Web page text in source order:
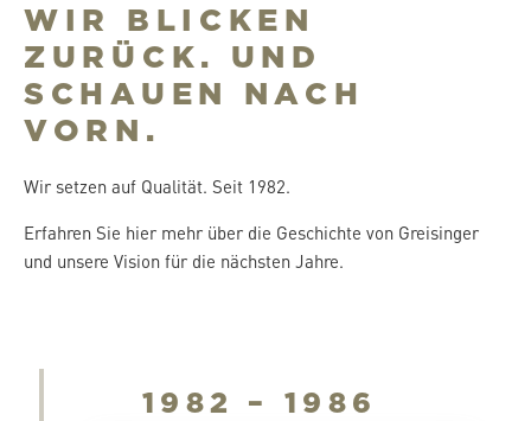
WIR BLICKEN
ZURÜCK. UND
SCHAUEN NACH
VORN.
Wir setzen auf Qualität. Seit 1982.
Erfahren Sie hier mehr über die Geschichte von Greisinger
und unsere Vision für die nächsten Jahre.
1982 – 1986